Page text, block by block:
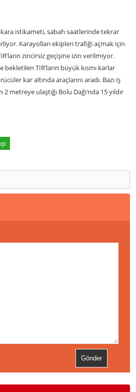
istikameti, sabah saatlerinde tekrar
Karayolları ekipleri trafiği açmak için
zincirsiz geçişine izin verilmiyor.
bekletilen TIR’ların büyük kısmı karlar
kar altında araçlarını aradı. Bazı iş
metreye ulaştığı Bolu Dağı’nda 15 yıldır